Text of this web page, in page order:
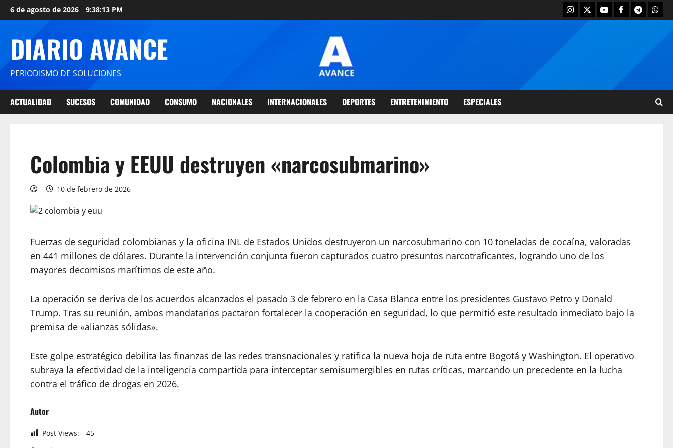
6 de agosto de 2026 9:38:13 PM
DIARIO AVANCE
PERIODISMO DE SOLUCIONES
ACTUALIDAD SUCESOS COMUNIDAD CONSUMO NACIONALES INTERNACIONALES DEPORTES ENTRETENIMIENTO ESPECIALES
Colombia y EEUU destruyen «narcosubmarino»
10 de febrero de 2026
Fuerzas de seguridad colombianas y la oficina INL de Estados Unidos destruyeron un narcosubmarino con 10 toneladas de cocaína, valoradas
en 441 millones de dólares. Durante la intervención conjunta fueron capturados cuatro presuntos narcotraficantes, logrando uno de los
mayores decomisos marítimos de este año.
La operación se deriva de los acuerdos alcanzados el pasado 3 de febrero en la Casa Blanca entre los presidentes Gustavo Petro y Donald
Trump. Tras su reunión, ambos mandatarios pactaron fortalecer la cooperación en seguridad, lo que permitió este resultado inmediato bajo la
premisa de «alianzas sólidas».
Este golpe estratégico debilita las finanzas de las redes transnacionales y ratifica la nueva hoja de ruta entre Bogotá y Washington. El operativo
subraya la efectividad de la inteligencia compartida para interceptar semisumergibles en rutas críticas, marcando un precedente en la lucha
contra el tráfico de drogas en 2026.
Autor
Post Views: 45